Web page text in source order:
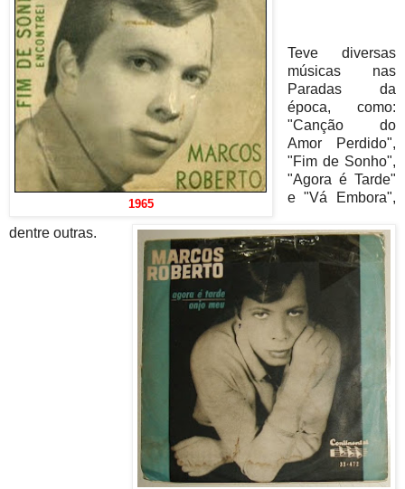
1965
Teve diversas
músicas nas
Paradas da
época, como:
"Canção do
Amor Perdido",
"Fim de Sonho",
"Agora é Tarde"
e "Vá Embora",
dentre outras.